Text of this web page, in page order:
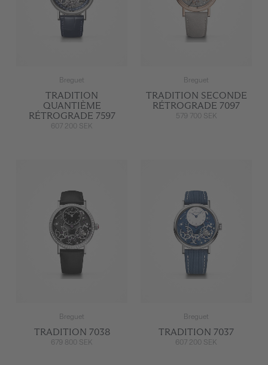
Breguet
TRADITION
QUANTIÈME
RÉTROGRADE 7597
607 200 SEK
Breguet
TRADITION SECONDE
RÉTROGRADE 7097
579 700 SEK
Breguet
TRADITION 7038
679 800 SEK
Breguet
TRADITION 7037
607 200 SEK